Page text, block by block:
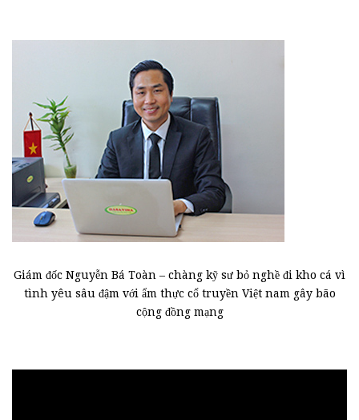
Giám đốc Nguyễn Bá Toàn – chàng kỹ sư bỏ nghề đi kho cá vì
tình yêu sâu đậm với ẩm thực cổ truyền Việt nam gây bão
cộng đồng mạng